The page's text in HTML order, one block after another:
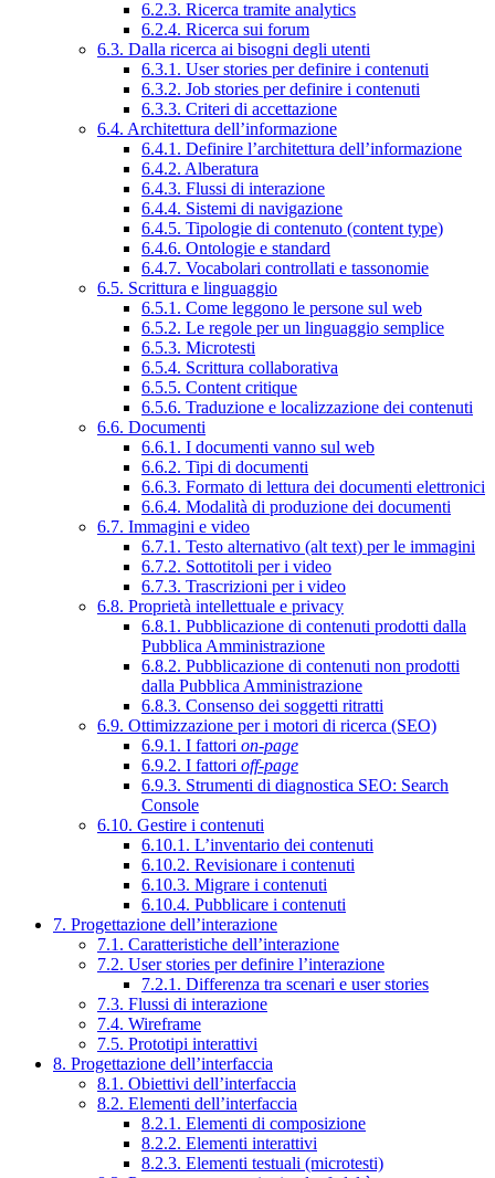
6.2.3. Ricerca tramite analytics
6.2.4. Ricerca sui forum
6.3. Dalla ricerca ai bisogni degli utenti
6.3.1. User stories per definire i contenuti
6.3.2. Job stories per definire i contenuti
6.3.3. Criteri di accettazione
6.4. Architettura dell’informazione
6.4.1. Definire l’architettura dell’informazione
6.4.2. Alberatura
6.4.3. Flussi di interazione
6.4.4. Sistemi di navigazione
6.4.5. Tipologie di contenuto (content type)
6.4.6. Ontologie e standard
6.4.7. Vocabolari controllati e tassonomie
6.5. Scrittura e linguaggio
6.5.1. Come leggono le persone sul web
6.5.2. Le regole per un linguaggio semplice
6.5.3. Microtesti
6.5.4. Scrittura collaborativa
6.5.5. Content critique
6.5.6. Traduzione e localizzazione dei contenuti
6.6. Documenti
6.6.1. I documenti vanno sul web
6.6.2. Tipi di documenti
6.6.3. Formato di lettura dei documenti elettronici
6.6.4. Modalità di produzione dei documenti
6.7. Immagini e video
6.7.1. Testo alternativo (alt text) per le immagini
6.7.2. Sottotitoli per i video
6.7.3. Trascrizioni per i video
6.8. Proprietà intellettuale e privacy
6.8.1. Pubblicazione di contenuti prodotti dalla
Pubblica Amministrazione
6.8.2. Pubblicazione di contenuti non prodotti
dalla Pubblica Amministrazione
6.8.3. Consenso dei soggetti ritratti
6.9. Ottimizzazione per i motori di ricerca (SEO)
6.9.1. I fattori on-page
6.9.2. I fattori off-page
6.9.3. Strumenti di diagnostica SEO: Search
Console
6.10. Gestire i contenuti
6.10.1. L’inventario dei contenuti
6.10.2. Revisionare i contenuti
6.10.3. Migrare i contenuti
6.10.4. Pubblicare i contenuti
7. Progettazione dell’interazione
7.1. Caratteristiche dell’interazione
7.2. User stories per definire l’interazione
7.2.1. Differenza tra scenari e user stories
7.3. Flussi di interazione
7.4. Wireframe
7.5. Prototipi interattivi
8. Progettazione dell’interfaccia
8.1. Obiettivi dell’interfaccia
8.2. Elementi dell’interfaccia
8.2.1. Elementi di composizione
8.2.2. Elementi interattivi
8.2.3. Elementi testuali (microtesti)